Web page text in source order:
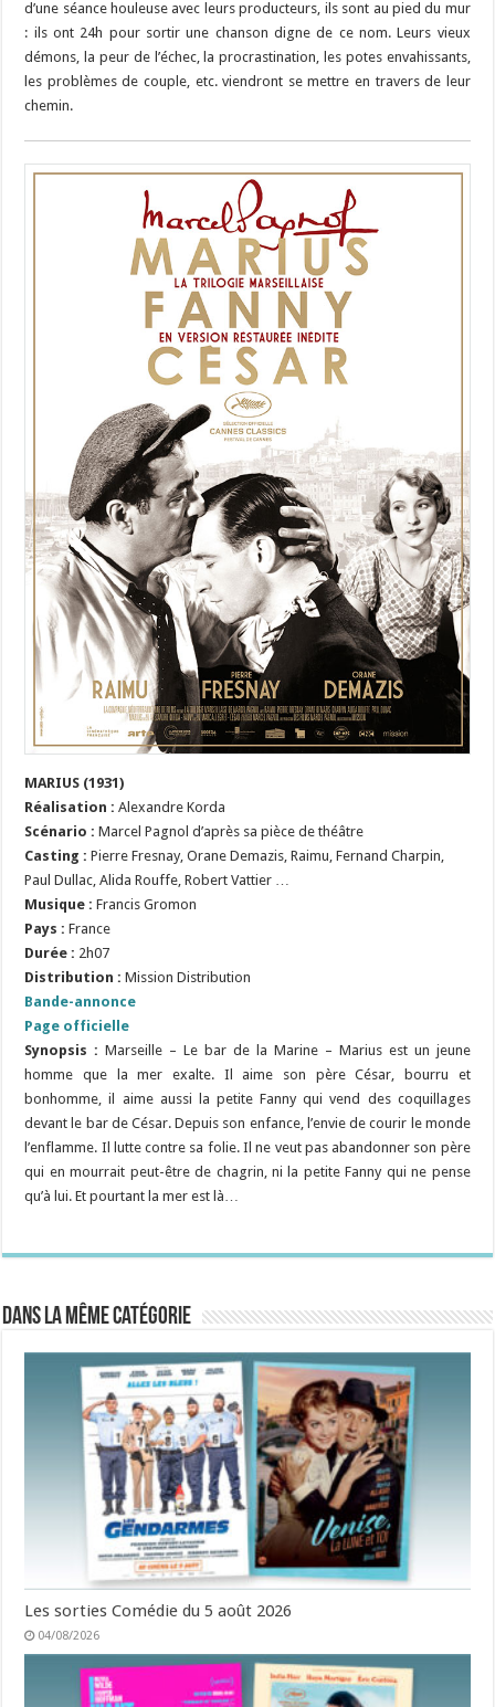
d’une séance houleuse avec leurs producteurs, ils sont au pied du mur
: ils ont 24h pour sortir une chanson digne de ce nom. Leurs vieux
démons, la peur de l’échec, la procrastination, les potes envahissants,
les problèmes de couple, etc. viendront se mettre en travers de leur
chemin.
MARIUS (1931)
Réalisation :Alexandre Korda
Scénario : Marcel Pagnol d’après sa pièce de théâtre
Casting :Pierre Fresnay, Orane Demazis, Raimu, Fernand Charpin,
Paul Dullac, Alida Rouffe, Robert Vattier …
Musique : Francis Gromon
Pays : France
Durée : 2h07
Distribution : Mission Distribution
Bande-annonce
Page officielle
Synopsis :Marseille – Le bar de la Marine – Marius est un jeune
homme que la mer exalte. Il aime son père César, bourru et
bonhomme, il aime aussi la petite Fanny qui vend des coquillages
devant le bar de César. Depuis son enfance, l’envie de courir le monde
l’enflamme. Il lutte contre sa folie. Il ne veut pas abandonner son père
qui en mourrait peut-être de chagrin, ni la petite Fanny qui ne pense
qu’à lui. Et pourtant la mer est là…
Dans la même catégorie
Les sorties Comédie du 5 août 2026
04/08/2026